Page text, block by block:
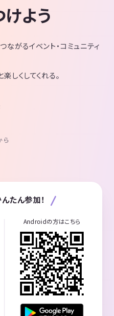
よう
がるイベント・コミュニティ
しくしてくれる。
ら
たん参加！
Androidの方はこちら